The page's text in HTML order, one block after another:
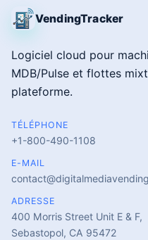
VendingTracker
Logiciel cloud pour
MDB/Pulse et flottes
plateforme.
TÉLÉPHONE
+1-800-490-1108
E-MAIL
ADRESSE
400 Morris Street Unit E & F,
Sebastopol, CA 95472